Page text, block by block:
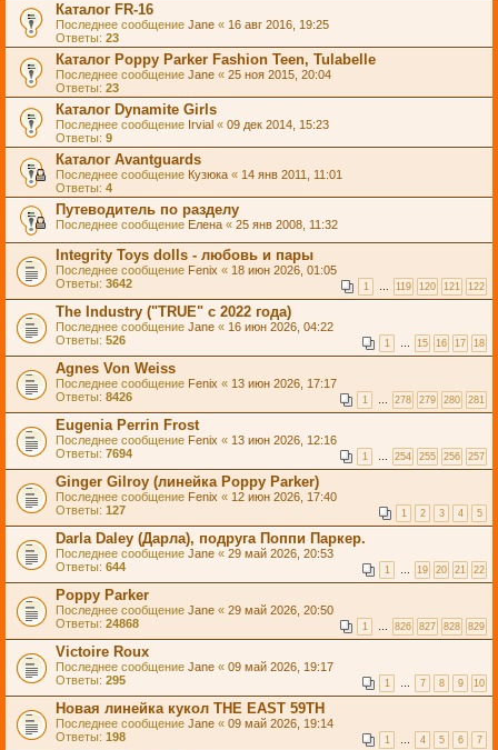
Каталог FR-16
Последнее сообщение Jane « 16 авг 2016, 19:25
Ответы: 23
Каталог Poppy Parker Fashion Teen, Tulabelle
Последнее сообщение Jane « 25 ноя 2015, 20:04
Ответы: 23
Каталог Dynamite Girls
Последнее сообщение Irvial « 09 дек 2014, 15:23
Ответы: 9
Каталог Avantguards
Последнее сообщение Кузюка « 14 янв 2011, 11:01
Ответы: 4
Путеводитель по разделу
Последнее сообщение Елена « 25 янв 2008, 11:32
Integrity Toys dolls - любовь и пары
Последнее сообщение Fenix « 18 июн 2026, 01:05
Ответы: 3642 1 … 119 120 121 122
The Industry ("TRUE" с 2022 года)
Последнее сообщение Jane « 16 июн 2026, 04:22
Ответы: 526 1 … 15 16 17 18
Agnes Von Weiss
Последнее сообщение Fenix « 13 июн 2026, 17:17
Ответы: 8426 1 … 278 279 280 281
Eugenia Perrin Frost
Последнее сообщение Fenix « 13 июн 2026, 12:16
Ответы: 7694 1 … 254 255 256 257
Ginger Gilroy (линейка Poppy Parker)
Последнее сообщение Fenix « 12 июн 2026, 17:40
Ответы: 127 1 2 3 4 5
Darla Daley (Дарла), подруга Поппи Паркер.
Последнее сообщение Jane « 29 май 2026, 20:53
Ответы: 644 1 … 19 20 21 22
Poppy Parker
Последнее сообщение Jane « 29 май 2026, 20:50
Ответы: 24868 1 … 826 827 828 829
Victoire Roux
Последнее сообщение Jane « 09 май 2026, 19:17
Ответы: 295 1 … 7 8 9 10
Новая линейка кукол THE EAST 59TH
Последнее сообщение Jane « 09 май 2026, 19:14
Ответы: 198 1 … 4 5 6 7